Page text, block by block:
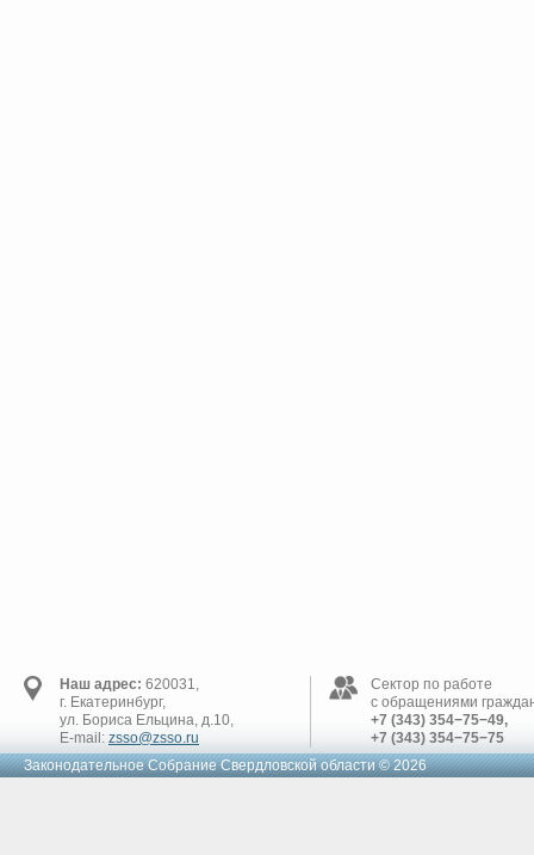
Наш адрес: 620031,
г. Екатеринбург,
ул. Бориса Ельцина, д.10,
E-mail: zsso@zsso.ru
Сектор по работе
с обращениями
+7 (343) 354−75−49,
+7 (343) 354−75−75
Законодательное Cобрание Свердловской области © 2026